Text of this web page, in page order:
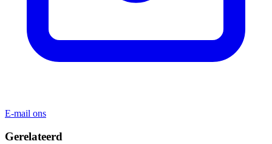
E-mail ons
Gerelateerd